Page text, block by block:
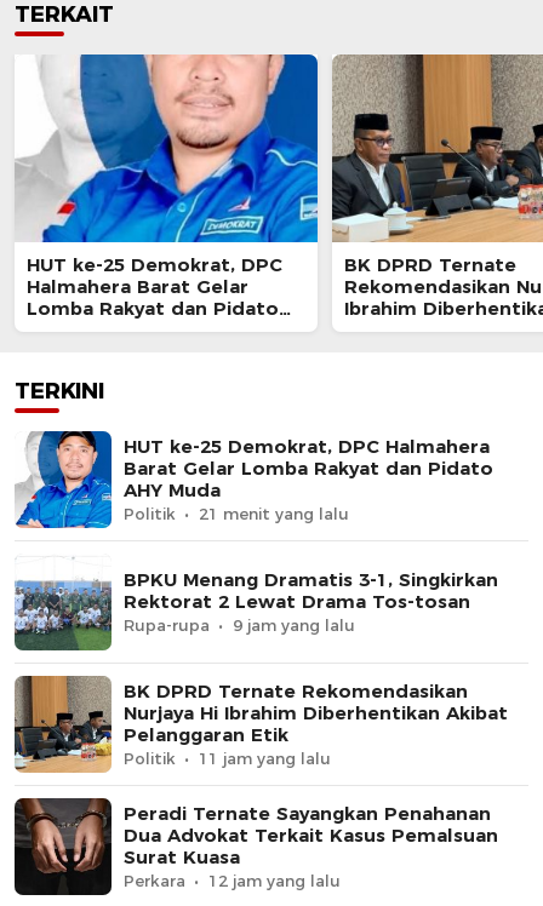
TERKAIT
HUT ke-25 Demokrat, DPC
Halmahera Barat Gelar
Lomba Rakyat dan Pidato
AHY Muda
BK DPRD Ternate
Rekomendasikan
Ibrahim
Akibat Pelanggaran
TERKINI
HUT ke-25 Demokrat, DPC Halmahera
Barat Gelar Lomba Rakyat dan Pidato
AHY Muda
Politik 21 menit yang lalu
BPKU Menang Dramatis 3-1, Singkirkan
Rektorat 2 Lewat Drama Tos-tosan
Rupa-rupa 9 jam yang lalu
BK DPRD Ternate Rekomendasikan
Nurjaya Hi Ibrahim Diberhentikan Akibat
Pelanggaran Etik
Politik 11 jam yang lalu
Peradi Ternate Sayangkan Penahanan
Dua Advokat Terkait Kasus Pemalsuan
Surat Kuasa
Perkara 12 jam yang lalu